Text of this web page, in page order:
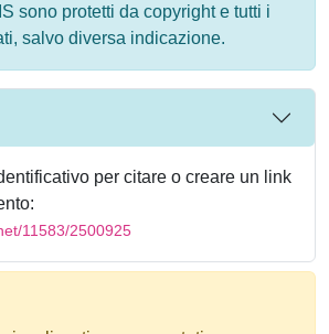
sono protetti da copyright e tutti i
salvo diversa indicazione.
per citare o creare un link
11583/2500925